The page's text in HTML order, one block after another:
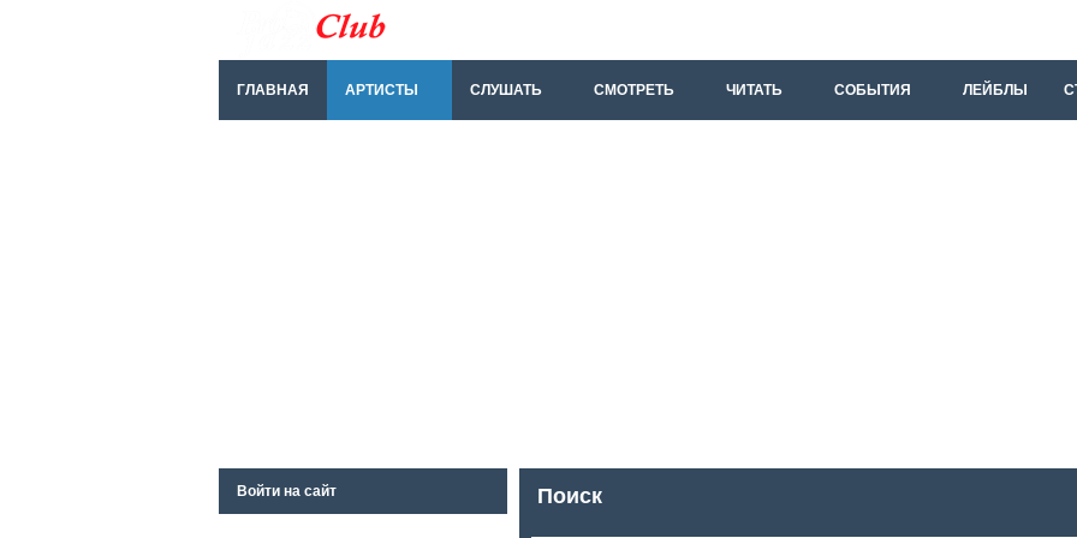
ГЛАВНАЯ АРТИСТЫ СЛУШАТЬ СМОТРЕТЬ ЧИТАТЬ СОБЫТИЯ ЛЕЙБЛЫ
Поиск
Войти на сайт